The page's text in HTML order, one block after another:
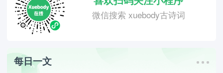
微信搜索 xuebody古诗词
每日一文